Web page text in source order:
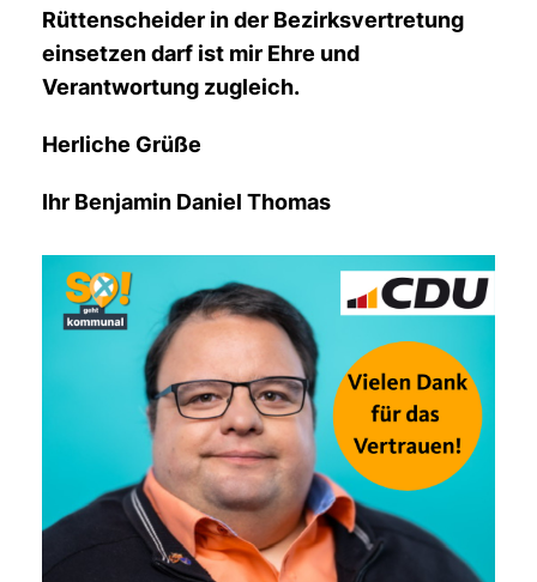
Rüttenscheider in der Bezirksvertretung
einsetzen darf ist mir Ehre und
Verantwortung zugleich.
Herliche Grüße
Ihr Benjamin Daniel Thomas